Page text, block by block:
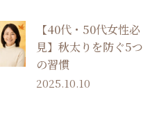
【40代・50代女性必
見】秋太りを防ぐ5つ
の習慣
2025.10.10